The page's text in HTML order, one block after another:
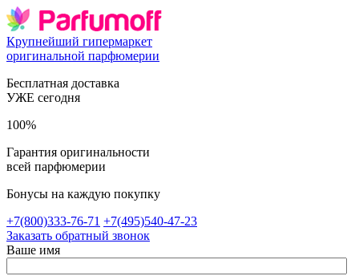
Крупнейший гипермаркет
оригинальной парфюмерии
Бесплатная доставка
УЖЕ сегодня
100%
Гарантия оригинальности
всей парфюмерии
Бонусы на каждую покупку
+7(800)333-76-71 +7(495)540-47-23
Заказать обратный звонок
Ваше имя